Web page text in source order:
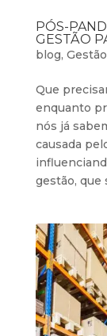
PÓS-
GESTÃO
blog, Gestão
Que
enquanto
nós já
causada
gestão, que